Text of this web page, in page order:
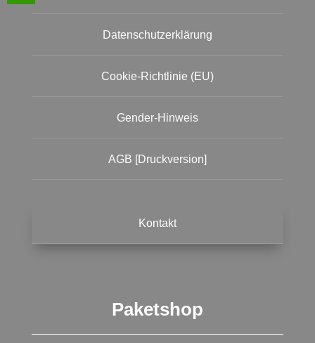
Datenschutzerklärung
Cookie-Richtlinie (EU)
Gender-Hinweis
AGB [Druckversion]
Kontakt
Paketshop